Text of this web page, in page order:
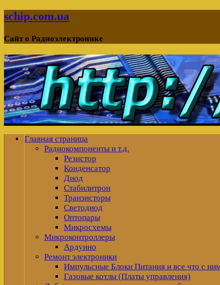
schip.com.ua
Сайт о Радиоэлектронике
Главная страница
Радиокомпоненты и т.д.
Резистор
Конденсатор
Диод
Стабилитрон
Транзисторы
Светодиод
Оптопары
Микросхемы
Микроконтроллеры
Ардуино
Ремонт электроники
Импульсные Блоки Питания и все что с
Газовые котлы (Платы управления)